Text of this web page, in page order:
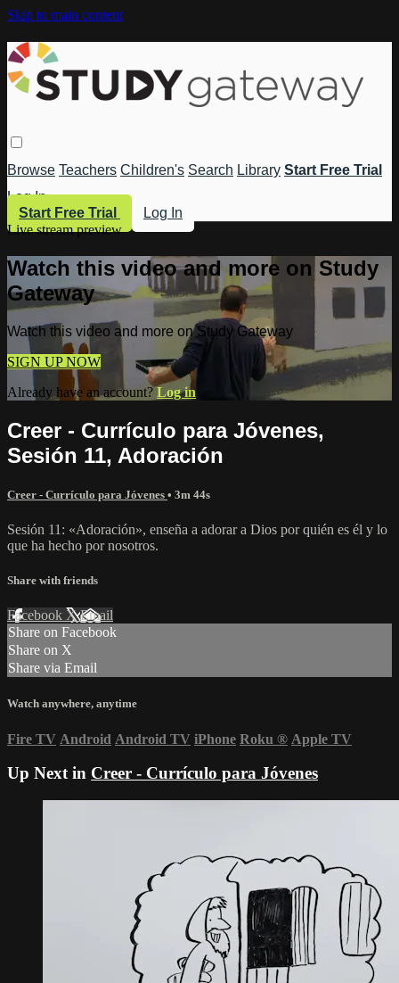
Skip to main content
Browse Teachers Children's Search Library Start Free Trial
Log In
Start Free Trial
Log In
Live stream preview
Watch this video and more on Study
Gateway
Watch this video and more on Study Gateway
SIGN UP NOW
Already have an account? Log in
Creer - Currículo para Jóvenes,
Sesión 11, Adoración
Creer - Currículo para Jóvenes • 3m 44s
Sesión 11: «Adoración», enseña a adorar a Dios por quién es él y lo
que ha hecho por nosotros.
Share with friends
Facebook XEmail
Share on Facebook
Share on X
Share via Email
Watch anywhere, anytime
Fire TV Android Android TV iPhone Roku ® Apple TV
Up Next in Creer - Currículo para Jóvenes